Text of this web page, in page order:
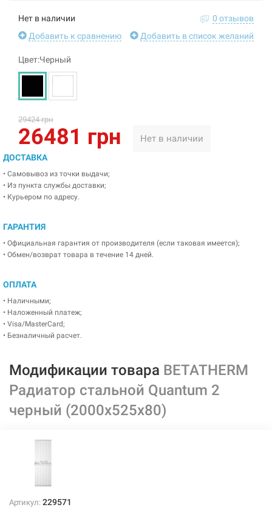
Нет в наличии
0 отзывов
Добавить к сравнению
Добавить в список желаний
Цвет:Черный
29424 грн
26481 грн Нет в наличии
ДОСТАВКА
• Самовывоз из точки выдачи;
• Из пункта службы доставки;
• Курьером по адресу.
ГАРАНТИЯ
• Официальная гарантия от производителя (если таковая имеется);
• Обмен/возврат товара в течение 14 дней.
ОПЛАТА
• Наличными;
• Наложенный платеж;
• Visa/MasterCard;
• Безналичный расчет.
Модификации товара BETATHERM
Радиатор стальной Quantum 2
черный (2000х525х80)
Артикул: 229571